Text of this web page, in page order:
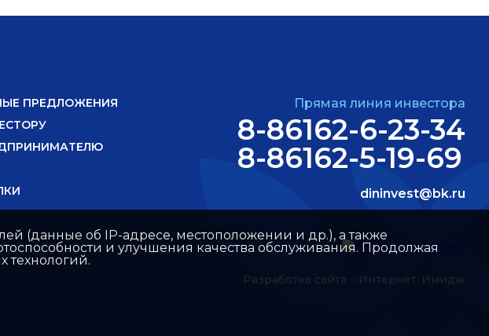
ПРЕДЛОЖЕНИЯ
Прямая линия инвестора
8-86162-6-23-34
8-86162-5-19-69
dininvest@bk.ru
Разработка сайта – Интернет-Имидж
(данные об IP-адресе, местоположении и др.), а также
и улучшения качества обслуживания. Продолжая
технологий.